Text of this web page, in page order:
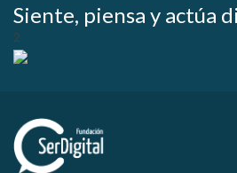
Siente, piensa y actúa
2